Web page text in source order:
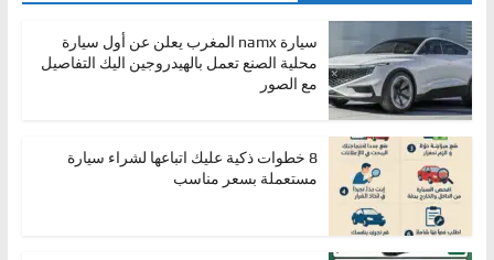
سيارة namx المغرب يعلن عن أول سيارة
محلية الصنع تعمل بالهيدروجين اليك التفاصيل
مع الصور
8 خطوات ذكية عليك اتباعها لشراء سيارة
مستعملة بسعر مناسب